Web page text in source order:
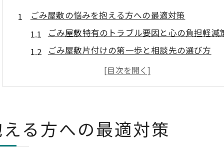
ごみ屋敷の悩みを抱える方への最適対策
ごみ屋敷特有のトラブル要因と心の負担軽減
ごみ屋敷片付けの第一歩と相談先の選び方
近隣トラブルを招くごみ屋敷のリスクと対処法
ごみ屋敷問題の現状と秋田の課題を正しく知
トラブル発生前にできるごみ屋敷対処術
ごみ屋敷予防に役立つ日常の片付け習慣とは
る方への最適対策